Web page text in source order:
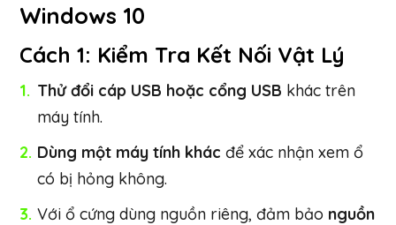
Windows 10
Cách 1: Kiểm Tra Kết Nối Vật Lý
Thử đổi cáp USB hoặc cổng USB khác trên
máy tính.
Dùng một máy tính khác để xác nhận xem ổ
có bị hỏng không.
Với ổ cứng dùng nguồn riêng, đảm bảo nguồn